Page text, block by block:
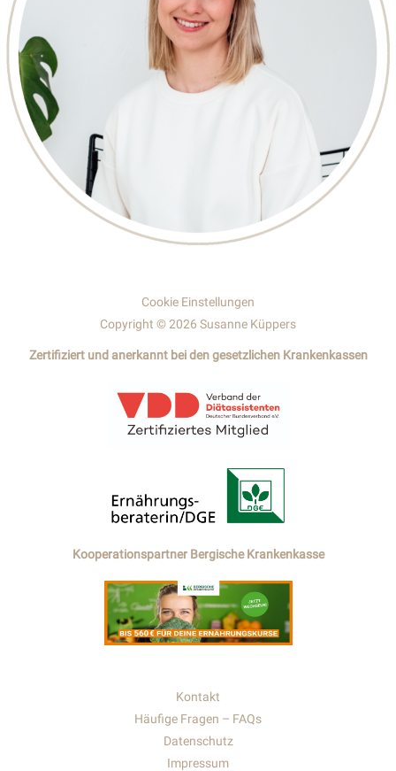
Cookie Einstellungen
Copyright © 2026 Susanne Küppers
Zertifiziert und anerkannt bei den gesetzlichen Krankenkassen
Kooperationspartner Bergische Krankenkasse
Kontakt
Häufige Fragen – FAQs
Datenschutz
Impressum